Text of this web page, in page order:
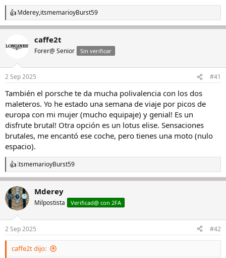
R
e
c
n
e
:
Mderey,itsmemarioyBurst59
caffe2t
Forer@ Senior Sin verificar
2 Sep 2025 #41
También el porsche te da mucha polivalencia con los dos
maleteros. Yo he estado una semana de viaje por picos de
europa con mi mujer (mucho equipaje) y genial! Es un
disfrute brutal! Otra opción es un lotus elise. Sensaciones
brutales, me encantó ese coche, pero tienes una moto (nulo
espacio).
R
e
c
c
i
e
s
itsmemarioyBurst59
Mderey
Milpostista Verificad@ con 2FA
2 Sep 2025 #42
caffe2t dijo: